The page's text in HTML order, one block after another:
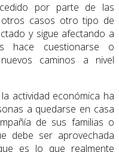
por parte de las
casos otro tipo de
y sigue afectando a
hace cuestionarse o
caminos a nivel
actividad económica ha
a quedarse en casa
de sus familias o
debe ser aprovechada
es lo que realmente